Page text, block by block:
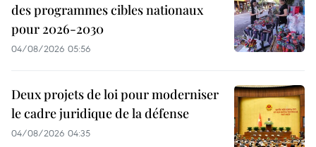
des programmes cibles nationaux
pour 2026-2030
04/08/2026 05:56
Deux projets de loi pour moderniser
le cadre juridique de la défense
04/08/2026 04:35